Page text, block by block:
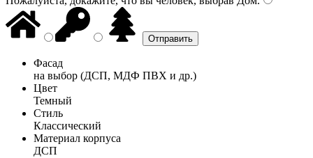
Фасад
на выбор (ДСП, МДФ ПВХ и др.)
Цвет
Темный
Стиль
Классический
Материал корпуса
ДСП